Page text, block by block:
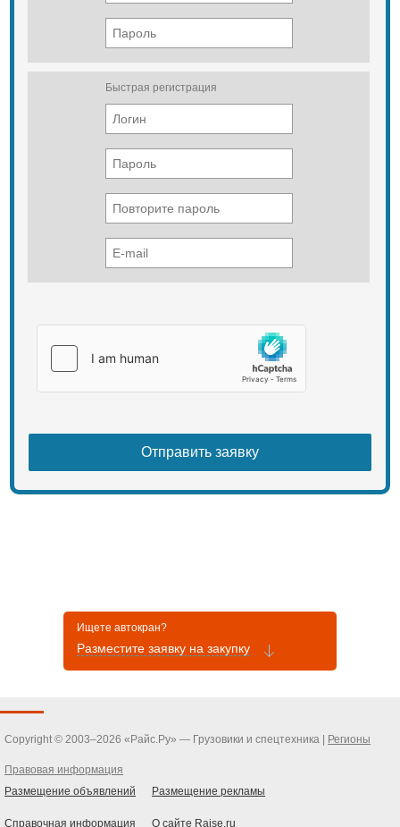
Быстрая регистрация
Ищете автокран?
Разместите заявку на закупку
Copyright © 2003–2026 «Райс.Ру» — Грузовики и спецтехника | Регионы
Правовая информация
Размещение объявлений
Размещение рекламы
Справочная информация О сайте Raise.ru